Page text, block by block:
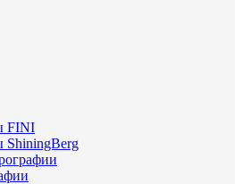
FINI
ShiningBerg